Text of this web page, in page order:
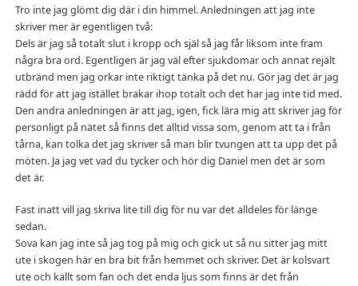
Tro inte jag glömt dig där i din himmel. Anledningen att jag inte
skriver mer är egentligen två:
Dels är jag så totalt slut i kropp och själ så jag får liksom inte fram
några bra ord. Egentligen är jag väl efter sjukdomar och annat rejält
utbränd men jag orkar inte riktigt tänka på det nu. Gör jag det är jag
rädd för att jag istället brakar ihop totalt och det har jag inte tid med.
Den andra anledningen är att jag, igen, fick lära mig att skriver jag för
personligt på nätet så finns det alltid vissa som, genom att ta i från
tårna, kan tolka det jag skriver så man blir tvungen att ta upp det på
möten. Ja jag vet vad du tycker och hör dig Daniel men det är som
det är.
Fast inatt vill jag skriva lite till dig för nu var det alldeles för länge
sedan.
Sova kan jag inte så jag tog på mig och gick ut så nu sitter jag mitt
ute i skogen här en bra bit från hemmet och skriver. Det är kolsvart
ute och kallt som fan och det enda ljus som finns är det från